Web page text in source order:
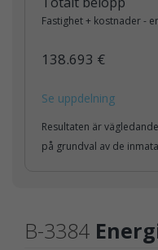
Fastighet + kostnader -
138.693 €
Se uppdelning
Resultaten är
på grundval av de
B-3384